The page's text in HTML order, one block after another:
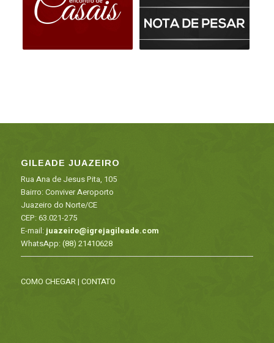
GILEADE JUAZEIRO
Rua Ana de Jesus Pita, 105
Bairro: Conviver Aeroporto
Juazeiro do Norte/CE
CEP: 63.021-275
E-mail: juazeiro@igrejagileade.com
WhatsApp:(88) 21410628
COMO CHEGAR| CONTATO